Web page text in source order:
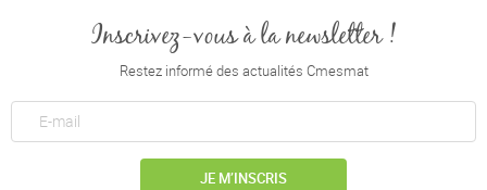
Inscrivez-vous à la newsletter !
Restez informé des actualités Cmesmat
JE M’INSCRIS